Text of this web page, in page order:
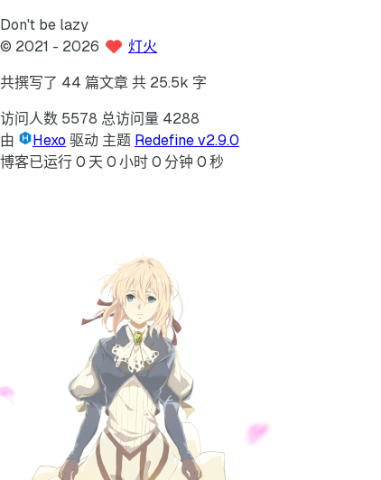
Don't be lazy
© 2021 - 2026 灯火
共撰写了 44 篇文章 共 25.5k 字
访问人数 5578 总访问量 4288
由
Hexo 驱动 主题 Redefine v2.9.0
博客已运行 0 天 0 小时 0 分钟 0 秒